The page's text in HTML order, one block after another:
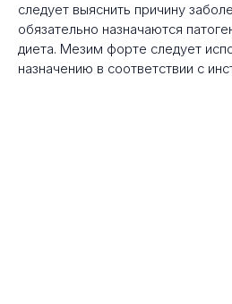
следует выяснить причину
обязательно назначаются
диета. Мезим форте следует
назначению в соответствии с